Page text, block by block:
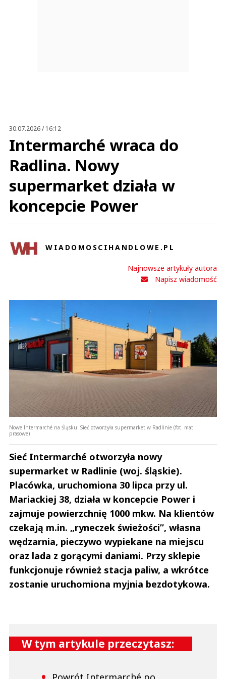
30.07.2026 / 16:12
Intermarché wraca do
Radlina. Nowy
supermarket działa w
koncepcie Power
WIADOMOSCIHANDLOWE.PL
Najnowsze artykuły autora
Napisz wiadomość
Nowe Intermarché na Śląsku. Sieć otworzyła supermarket w Radlinie (fot. mat.
prasowe)
Sieć Intermarché otworzyła nowy
supermarket w Radlinie (woj. śląskie).
Placówka, uruchomiona 30 lipca przy ul.
Mariackiej 38, działa w koncepcie Power i
zajmuje powierzchnię 1000 mkw. Na klientów
czekają m.in. „ryneczek świeżości”, własna
wędzarnia, pieczywo wypiekane na miejscu
oraz lada z gorącymi daniami. Przy sklepie
funkcjonuje również stacja paliw, a wkrótce
zostanie uruchomiona myjnia bezdotykowa.
W tym artykule przeczytasz: